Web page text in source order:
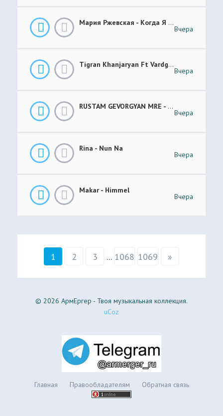
Мария Ржевская - Когда Я Стану Кошкой (Future Garage Remix)
Вчера
Tigran Khanjaryan Ft Vardges - Pap Jan
Вчера
RUSTAM GEVORGYAN MRE - GAR XOROVATC
Вчера
Rina - Nun Na
Вчера
Makar - Himmel
Вчера
1 2 3 ... 1068 1069 »
© 2026 АрмЕргер - Твоя музыкальная коллекция.
uCoz
Главная Правообладателям Обратная связь